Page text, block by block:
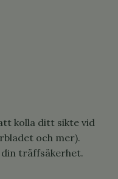
kolla ditt sikte vid
och mer).
träffsäkerhet.